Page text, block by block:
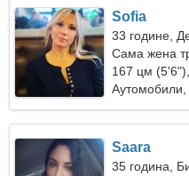
Sofia
33 године,
Сама жена
167 цм
Аутомобили,
Saara
35 година,